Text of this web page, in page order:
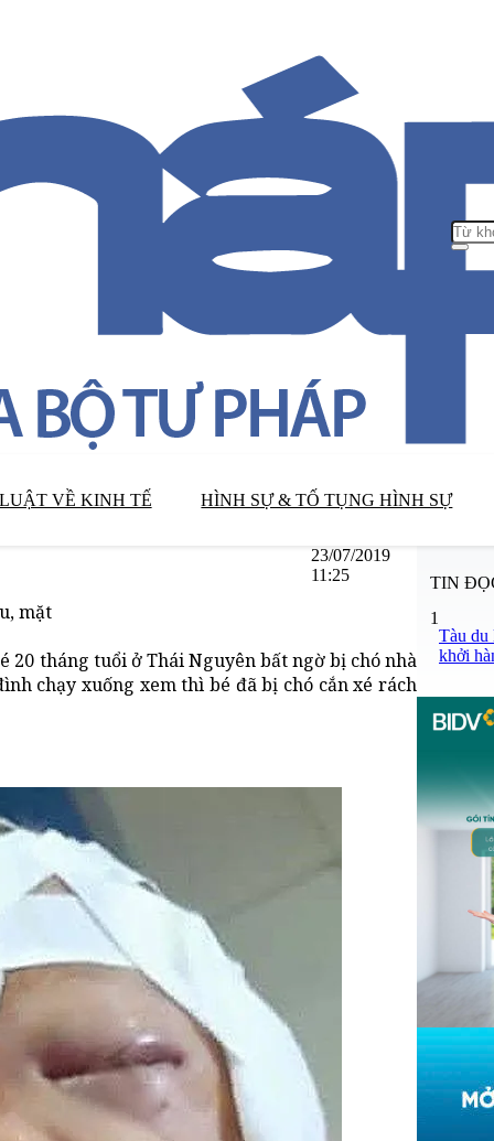
VỀ KINH TẾ HÌNH SỰ & TỐ TỤNG HÌNH SỰ
23/07/2019
11:25
mặt
tháng tuổi ở Thái Nguyên bất ngờ bị chó nhà
chạy xuống xem thì bé đã bị chó cắn xé rách
TIN
1
Tàu du
khởi